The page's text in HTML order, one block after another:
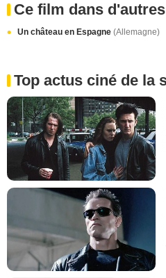
Ce film dans
Un château en Espagne (Allemagne)
Top actus ciné de la